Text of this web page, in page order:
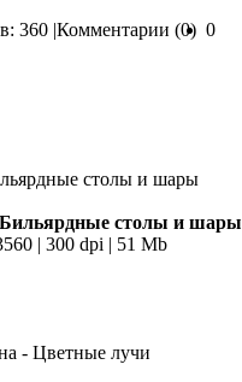
360 |Комментарии (0) 0
столы и шары
| 300 dpi | 51 Mb
- Цветные лучи